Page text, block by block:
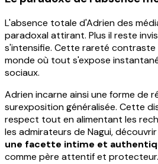
L'absence totale d'Adrien des
paradoxal attirant. Plus il reste
s'intensifie. Cette rareté contraste
monde où tout s'expose
sociaux.
Adrien incarne ainsi une forme de
surexposition généralisée. Cette
respect tout en alimentant les
les admirateurs de Nagui,
une facette intime et
comme père attentif et protecteur.